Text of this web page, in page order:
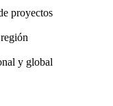
proyectos
y global